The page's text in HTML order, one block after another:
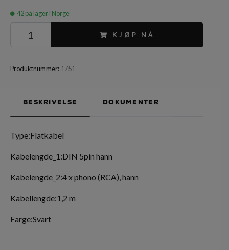
42på lager i Norge
KJØP NÅ
Produktnummer: 1751
BESKRIVELSE DOKUMENTER
Type:Flatkabel
Kabelengde_1:DIN 5pin hann
Kabelengde_2:4 x phono (RCA), hann
Kabellengde:1,2 m
Farge:Svart